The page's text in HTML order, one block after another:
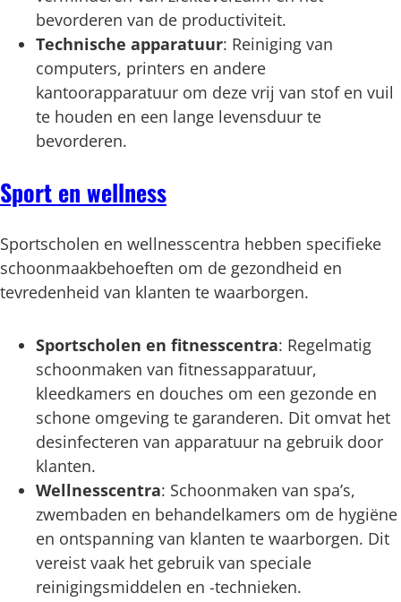
bevorderen van de productiviteit.
Technische apparatuur: Reiniging van
computers, printers en andere
kantoorapparatuur om deze vrij van stof en vuil
te houden en een lange levensduur te
bevorderen.
Sport en wellness
Sportscholen en wellnesscentra hebben specifieke
schoonmaakbehoeften om de gezondheid en
tevredenheid van klanten te waarborgen.
Sportscholen en fitnesscentra: Regelmatig
schoonmaken van fitnessapparatuur,
kleedkamers en douches om een gezonde en
schone omgeving te garanderen. Dit omvat het
desinfecteren van apparatuur na gebruik door
klanten.
Wellnesscentra: Schoonmaken van spa’s,
zwembaden en behandelkamers om de hygiëne
en ontspanning van klanten te waarborgen. Dit
vereist vaak het gebruik van speciale
reinigingsmiddelen en -technieken.